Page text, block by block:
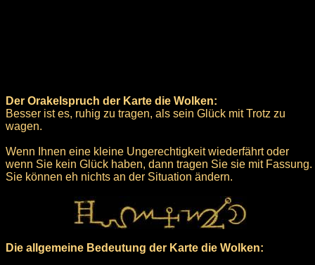
Der Orakelspruch der Karte die Wolken:
Besser ist es, ruhig zu tragen, als sein Glück mit Trotz zu
wagen.
Wenn Ihnen eine kleine Ungerechtigkeit wiederfährt oder
wenn Sie kein Glück haben, dann tragen Sie sie mit Fassung.
Sie können eh nichts an der Situation ändern.
Die allgemeine Bedeutung der Karte die Wolken: